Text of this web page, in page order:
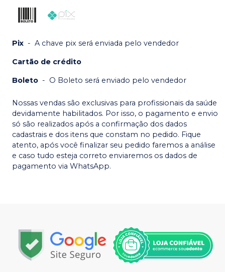
Pix - A chave pix será enviada pelo vendedor
Cartão de crédito
Boleto - O Boleto será enviado pelo vendedor
Nossas vendas são exclusivas para profissionais da saúde
devidamente habilitados. Por isso, o pagamento e envio
só são realizados após a confirmação dos dados
cadastrais e dos itens que constam no pedido. Fique
atento, após você finalizar seu pedido faremos a análise
e caso tudo esteja correto enviaremos os dados de
pagamento via WhatsApp.